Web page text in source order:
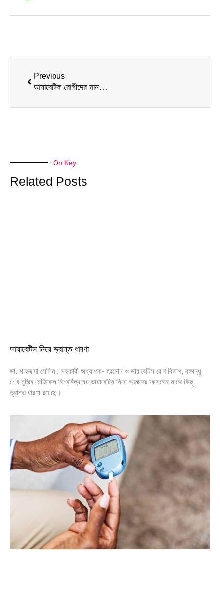
Previous
ডায়াবেটিক রোগীদের মানসিক সমস্যা
On Key
Related Posts
ডায়াবেটিস নিয়ে ভ্রান্ত ধারণা
ডা. শাহজাদা সেলিম , সহকারী অধ্যাপক- হরমোন ও ডায়াবেটিস রোগ বিভাগ, বঙ্গবন্ধু
শেখ মুজিব মেডিকেল বিশ্ববিদ্যালয় ডায়াবেটিস নিয়ে আমাদের অনেকের মাঝে কিছু
ভ্রান্ত ধারণা রয়েছে।